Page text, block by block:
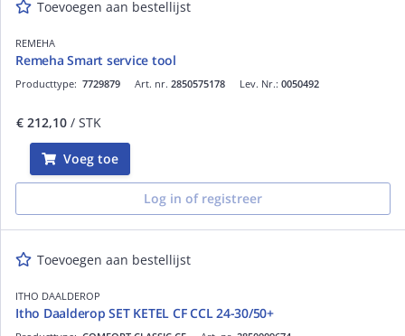
Toevoegen aan bestellijst
REMEHA
Remeha Smart service tool
Art. nr. 2850575178
Producttype: 7729879 Lev. Nr.: 0050492
€ 212,10 / STK
Voeg toe
Log in of registreer
Toevoegen aan bestellijst
ITHO DAALDEROP
Itho Daalderop SET KETEL CF CCL 24-30/50+